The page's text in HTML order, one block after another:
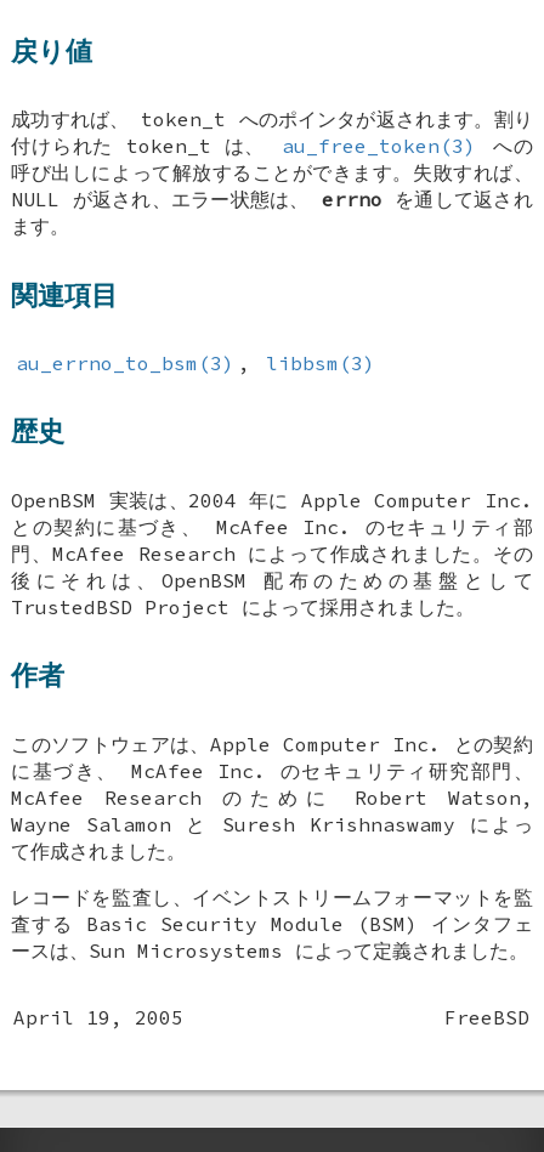
戻り値
成功すれば、 token_t へのポインタが返されます。割り
付けられた token_t は、 au_free_token(3)
への
呼び出しによって解放することができます。失敗すれば、
NULL が返され、エラー状態は、 errno を通して返され
ます。
関連項目
au_errno_to_bsm(3) , libbsm(3)
歴史
OpenBSM 実装は、2004 年に Apple Computer Inc.
との契約に基づき、 McAfee Inc. のセキュリティ部
門、McAfee Research によって作成されました。その
後にそれは、OpenBSM 配布のための基盤として
TrustedBSD Project によって採用されました。
作者
このソフトウェアは、Apple Computer Inc. との契約
に基づき、 McAfee Inc. のセキュリティ研究部門、
McAfee Research のために Robert Watson ,
Wayne Salamon と Suresh Krishnaswamy によっ
て作成されました。
レコードを監査し、イベントストリームフォーマットを監
査する Basic Security Module (BSM) インタフェ
ースは、Sun Microsystems によって定義されました。
April 19, 2005 FreeBSD